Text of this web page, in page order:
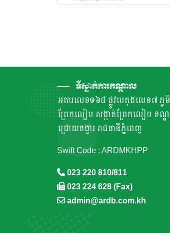
ទីស្នាក់ការកណ្តាល
អគារលេខ១៦៨ ផ្លូវបេតុងលេខ៧ ភូមិ
ព្រែកលៀប សង្កាត់ព្រែកលៀប ខណ្ឌ
ជ្រោយចង្វារ រាជធានីភ្នំពេញ
Swift Code : ARDMKHPP
023 220 810/811
023 224 628 (Fax)
admin@ardb.com.kh